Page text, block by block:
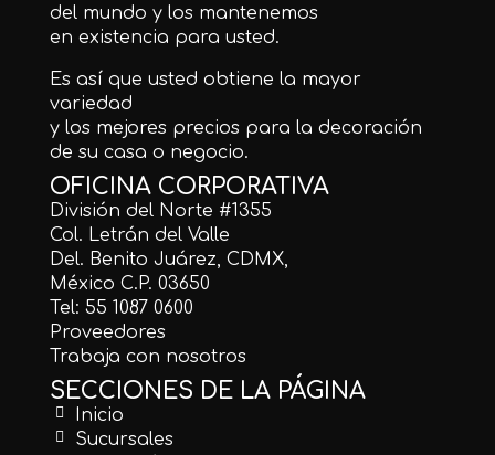
del mundo y los mantenemos
en existencia para usted.
Es así que usted obtiene la mayor
variedad
y los mejores precios para la decoración
de su casa o negocio.
OFICINA CORPORATIVA
División del Norte #1355
Col. Letrán del Valle
Del. Benito Juárez, CDMX,
México C.P. 03650
Tel: 55 1087 0600
Proveedores
Trabaja con nosotros
SECCIONES DE LA PÁGINA
Inicio
Sucursales